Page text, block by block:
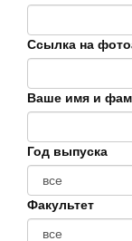
Ссылка на
Ваше имя и
Год выпуска
Факультет